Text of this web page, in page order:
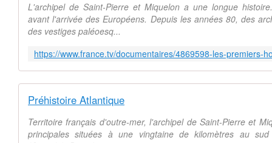
L'archipel de Saint-Pierre et Miquelon a une longue
avant l'arrivée des Européens. Depuis les années 80, des
des vestiges paléoesq...
Préhistoire Atlantique
Territoire français d'outre-mer, l'archipel de Saint-Pierre et
principales situées à une vingtaine de kilomètres au